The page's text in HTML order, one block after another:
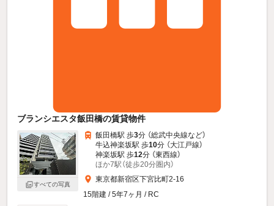
ブランシエスタ飯田橋の賃貸物件
すべての写真
飯田橋駅 歩3分 （総武中央線など）
牛込神楽坂駅 歩10分 （大江戸線）
神楽坂駅 歩12分 （東西線）
ほか7駅（徒歩20分圏内）
東京都新宿区下宮比町2-16
15階建 / 5年7ヶ月 / RC